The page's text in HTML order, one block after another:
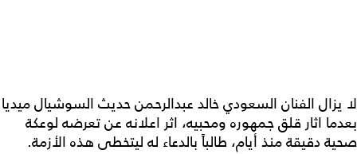
لا يزال الفنان السعودي خالد عبدالرحمن حديث السوشيال ميديا
بعدما اثار قلق جمهوره ومحبيه، اثر اعلانه عن تعرضه لوعكة
صحية دقيقة منذ أيام، طالباً بالدعاء له ليتخطى هذه الأزمة.